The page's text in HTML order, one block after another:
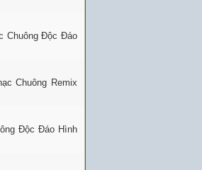
Chuông Độc Đáo
Chuông Remix
Độc Đáo Hình